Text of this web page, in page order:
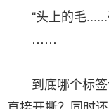
“头上的毛......
……
到底哪个标签